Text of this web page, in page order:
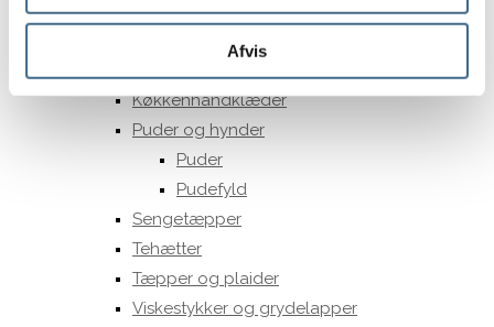
Afvis
Underskåle
Køkkenhåndklæder
Puder og hynder
Puder
Pudefyld
Sengetæpper
Tehætter
Tæpper og plaider
Viskestykker og grydelapper